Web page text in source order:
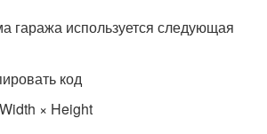
гаража используется следующая
код
× Height